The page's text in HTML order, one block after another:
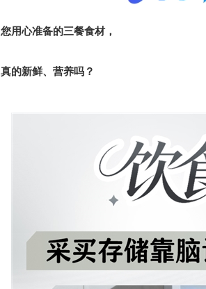
您用心准备的三餐食材，
真的新鲜、营养吗？